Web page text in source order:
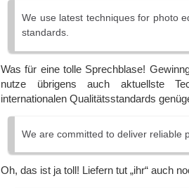
We use latest techniques for photo
standards.
Was für eine tolle Sprechblase!
nutze übrigens auch aktuellste
internationalen Qualitätsstandards
We are committed to deliver reliable
Oh, das ist ja toll! Liefern tut „ihr“ auch